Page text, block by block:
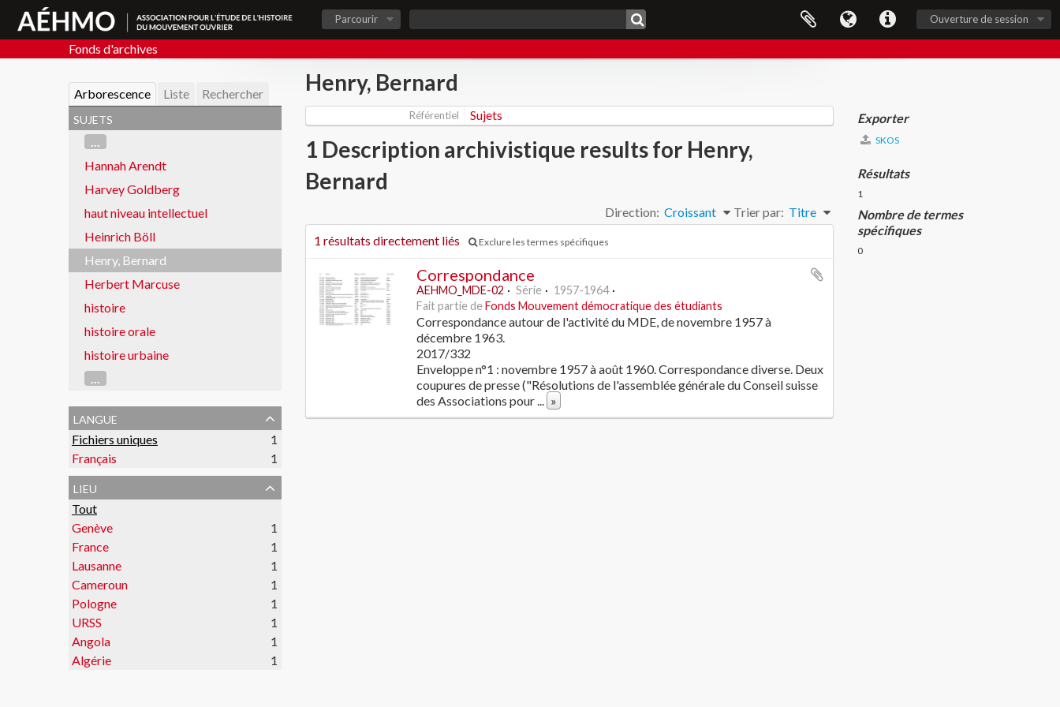
Ouverture de session
Parcourir
Fonds d'archives
Arborescence Liste Rechercher
sujets
...
Hannah Arendt
Harvey Goldberg
haut niveau intellectuel
Heinrich Böll
Henry, Bernard
Herbert Marcuse
histoire
histoire orale
histoire urbaine
...
langue
Fichiers uniques
1
Français
1
lieu
Tout
Genève
1
France
1
Lausanne
1
Cameroun
1
Pologne
1
URSS
1
Angola
1
Algérie
1
Henry, Bernard
Référentiel Sujets
1 Description archivistique results for Henry,
Bernard
Trier par: Titre
Direction: Croissant
1 résultats directement liés
Exclure les termes spécifiques
Correspondance
AEHMO_MDE-02 Série
1957-1964
Fait partie de Fonds Mouvement démocratique des étudiants
Correspondance autour de l'activité du MDE, de novembre 1957 à
décembre 1963.
2017/332
Enveloppe n°1 : novembre 1957 à août 1960. Correspondance diverse. Deux
coupures de presse ("Résolutions de l'assemblée générale du Conseil suisse
des Associations pour... »
Exporter
SKOS
Résultats
1
Nombre de termes
spécifiques
0